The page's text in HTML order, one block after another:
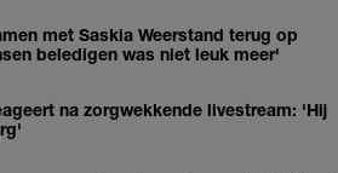
met Saskia Weerstand terug op
beledigen was niet leuk meer'
na zorgwekkende livestream: 'Hij